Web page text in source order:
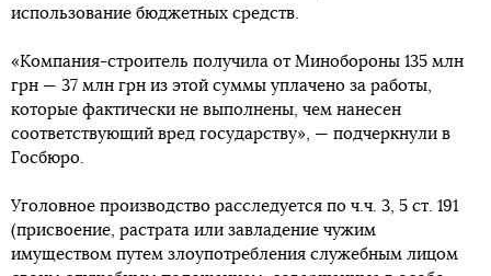
использование бюджетных средств.
«Компания-строитель получила от Минобороны 135 млн
грн — 37 млн грн из этой суммы уплачено за работы,
которые фактически не выполнены, чем нанесен
соответствующий вред государству», — подчеркнули в
Госбюро.
Уголовное производство расследуется по ч.ч. 3, 5 ст. 191
(присвоение, растрата или завладение чужим
имуществом путем злоупотребления служебным лицом